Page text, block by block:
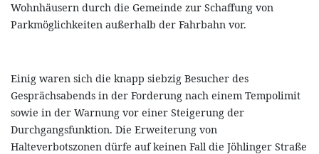
Wohnhäusern durch die Gemeinde zur Schaffung von
Parkmöglichkeiten außerhalb der Fahrbahn vor.
Einig waren sich die knapp siebzig Besucher des
Gesprächsabends in der Forderung nach einem Tempolimit
sowie in der Warnung vor einer Steigerung der
Durchgangsfunktion. Die Erweiterung von
Halteverbotszonen dürfe auf keinen Fall die Jöhlinger Straße